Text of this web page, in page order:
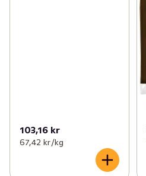
103,16 kr
67,42 kr /kg